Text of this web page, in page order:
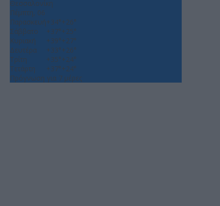
Θεσσαλονίκη
Πέμπτη, 06
Παρασκευή+34°+26°
Σάββατο
+37°+25°
Κυριακή
+39°+27°
Δευτέρα
+33°+26°
Τρίτη
+35°+24°
Τετάρτη
+37°+24°
Πρόγνωση για 7 μέρες